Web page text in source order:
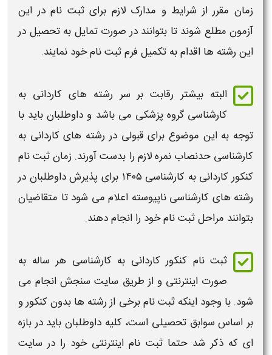
زمانمقرر از شرایط و مدارک لازم برایثبت نامدر این
آزمون مطلع شوند تا بتوانند در صورت تمایل به تحصیل در
این رشته ها اقدام به تکمیل فرمثبت نامخود نمایند.
البته بیشتر رقابت بر سر رشته های کاردانی به
کارشناسی گروه پزشکی می باشد و داوطلبان باید با
توجه به این موضوع برای قبولی در رشته های کاردانی به
کارشناسی حدنصاب نمره لازم را بدست آورند. زمان ثبت نام
کنکور کاردانی به کارشناسی ۱۴۰۵
برای پذیرش داوطلبان در
رشته های کارشناسی ناپیوسته اعلام می شود تا متقاضیان
بتوانند مراحلثبت نامخود را انجام دهند.
ثبت نام کنکور کاردانی به کارشناسی هر ساله به
صورت اینترنتی و از طریق سایت سنجش انجام می
شود. با وجود اینکهثبت نامبرخی از رشته ها بدون کنکورو
بر اساس سوابق تحصیلی است، کلیه داوطلبان باید در بازه
ای که ذکر شد حتماثبت ناماینترنتی خود را در سایت